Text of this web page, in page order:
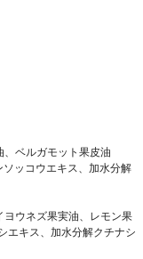
ベルガモット果皮油
ッコウエキス、加水分解
ウネズ果実油、レモン果
エキス、加水分解クチナシ